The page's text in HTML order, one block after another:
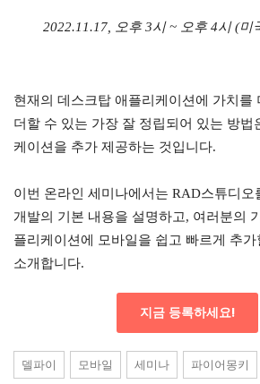
2022.11.17, 오후 3시 ~ 오후 4시 (미
현재의 데스크탑 애플리케이션에 가치를
더할 수 있는 가장 잘 정립되어 있는 방법
케이션을 추가 제공하는 것입니다.
이번 온라인 세미나에서는 RAD스튜디오
개발의 기본 내용을 설명하고, 여러분의
플리케이션에 모바일을 쉽고 빠르게 추
소개합니다.
지금 등록하세요!
델파이 모바일 세미나 파이어몽키